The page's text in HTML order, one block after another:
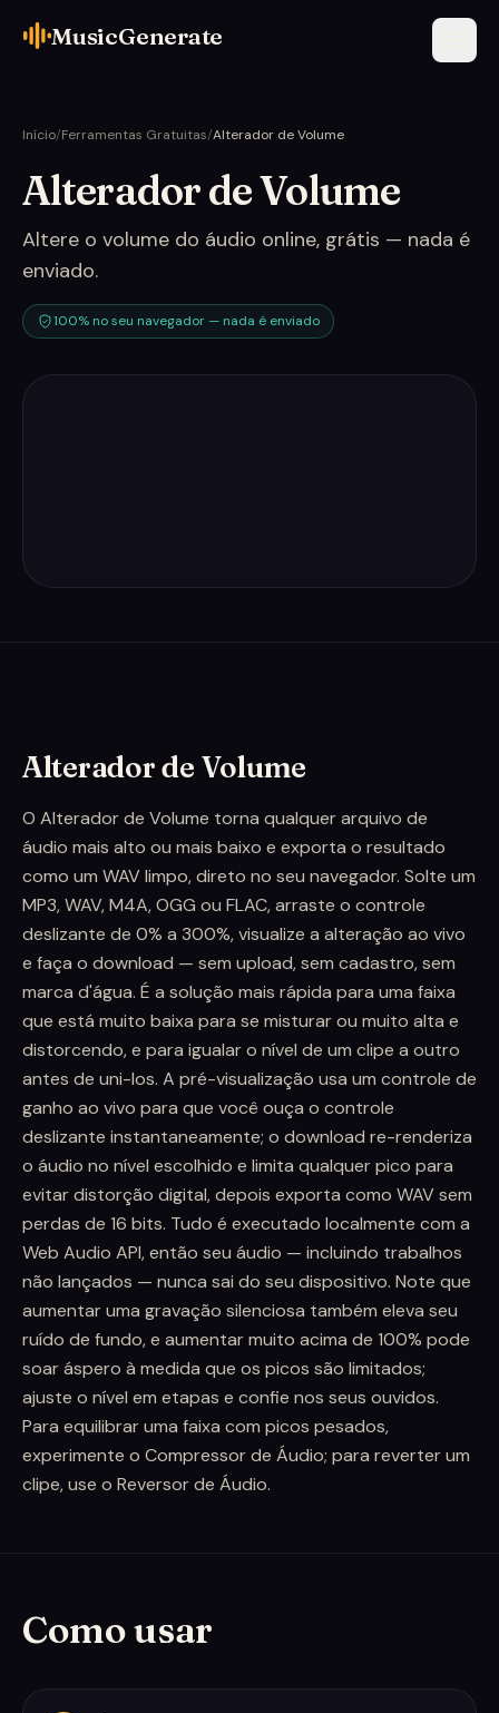
MusicGenerate
Início/Ferramentas Gratuitas/Alterador de Volume
Alterador de Volume
Altere o volume do áudio online, grátis — nada é
enviado.
100% no seu navegador — nada é enviado
Alterador de Volume
O Alterador de Volume torna qualquer arquivo de
áudio mais alto ou mais baixo e exporta o resultado
como um WAV limpo, direto no seu navegador. Solte um
MP3, WAV, M4A, OGG ou FLAC, arraste o controle
deslizante de 0% a 300%, visualize a alteração ao vivo
e faça o download — sem upload, sem cadastro, sem
marca d'água. É a solução mais rápida para uma faixa
que está muito baixa para se misturar ou muito alta e
distorcendo, e para igualar o nível de um clipe a outro
antes de uni-los. A pré-visualização usa um controle de
ganho ao vivo para que você ouça o controle
deslizante instantaneamente; o download re-renderiza
o áudio no nível escolhido e limita qualquer pico para
evitar distorção digital, depois exporta como WAV sem
perdas de 16 bits. Tudo é executado localmente com a
Web Audio API, então seu áudio — incluindo trabalhos
não lançados — nunca sai do seu dispositivo. Note que
aumentar uma gravação silenciosa também eleva seu
ruído de fundo, e aumentar muito acima de 100% pode
soar áspero à medida que os picos são limitados;
ajuste o nível em etapas e confie nos seus ouvidos.
Para equilibrar uma faixa com picos pesados,
experimente o Compressor de Áudio; para reverter um
clipe, use o Reversor de Áudio.
Como usar